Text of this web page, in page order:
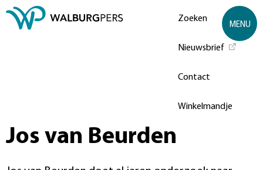
Zoeken
Nieuwsbrief
Contact
Winkelmandje
MENU
Jos van Beurden